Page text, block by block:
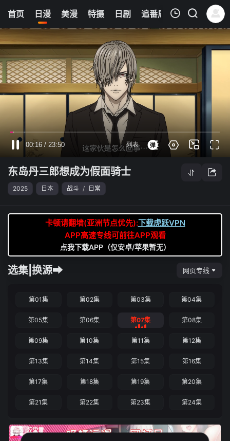
首页 日漫 美漫 特摄 日剧 追番周表 今日更新
6
我的观影记录
第07集
东岛丹三郎想成为假面骑士
清空
东岛丹三郎想成为假面骑士
2025 日本 战斗 / 日常
卡顿请翻墙(亚洲节点优先):下载虎跃VPN
APP高速专线可前往APP观看
点我下载APP（仅安卓/苹果暂无）
选集|换源➡ 网页专线
第01集 第02集 第03集 第04集
第05集 第06集 第07集 第08集
第09集 第10集 第11集 第12集
第13集 第14集 第15集 第16集
第17集 第18集 第19集 第20集
第21集 第22集 第23集 第24集